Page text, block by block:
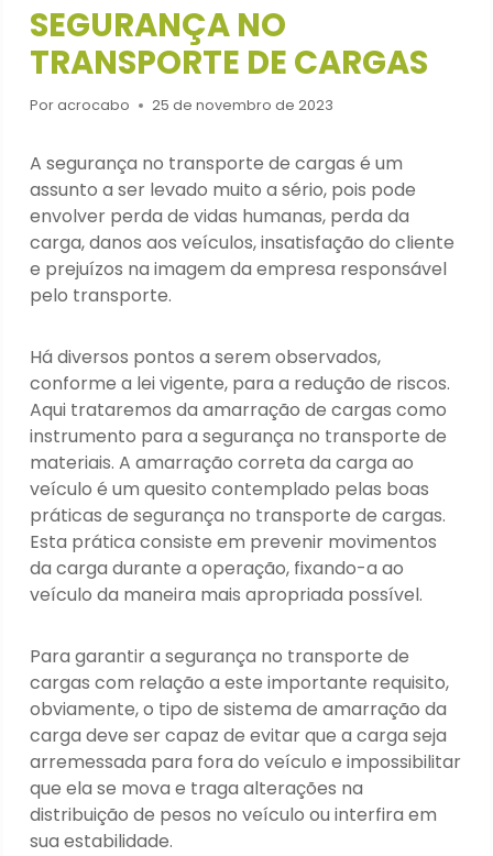
SEGURANÇA NO
TRANSPORTE DE CARGAS
Poracrocabo 25 de novembro de 2023
A segurança no transporte de cargas é um
assunto a ser levado muito a sério, pois pode
envolver perda de vidas humanas, perda da
carga, danos aos veículos, insatisfação do cliente
e prejuízos na imagem da empresa responsável
pelo transporte.
Há diversos pontos a serem observados,
conforme a lei vigente, para a redução de riscos.
Aqui trataremos da amarração de cargas como
instrumento para a segurança no transporte de
materiais. A amarração correta da carga ao
veículo é um quesito contemplado pelas boas
práticas de segurança no transporte de cargas.
Esta prática consiste em prevenir movimentos
da carga durante a operação, fixando-a ao
veículo da maneira mais apropriada possível.
Para garantir a segurança no transporte de
cargas com relação a este importante requisito,
obviamente, o tipo de sistema de amarração da
carga deve ser capaz de evitar que a carga seja
arremessada para fora do veículo e impossibilitar
que ela se mova e traga alterações na
distribuição de pesos no veículo ou interfira em
sua estabilidade.